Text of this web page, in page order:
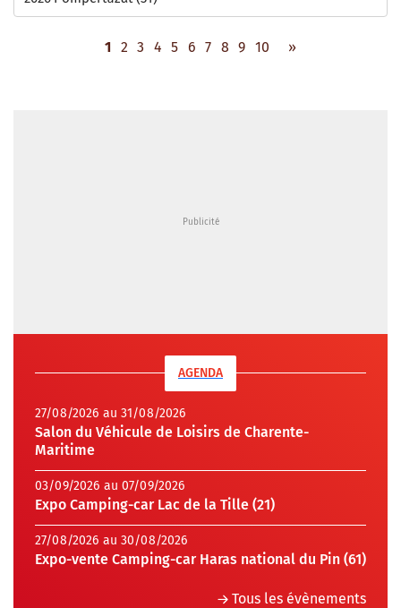
1 2 3 4 5 6 7 8 9 10 »
AGENDA
27/08/2026 au 31/08/2026
Salon du Véhicule de Loisirs de Charente-
Maritime
03/09/2026 au 07/09/2026
Expo Camping-car Lac de la Tille (21)
27/08/2026 au 30/08/2026
Expo-vente Camping-car Haras national du Pin (61)
Tous les évènements